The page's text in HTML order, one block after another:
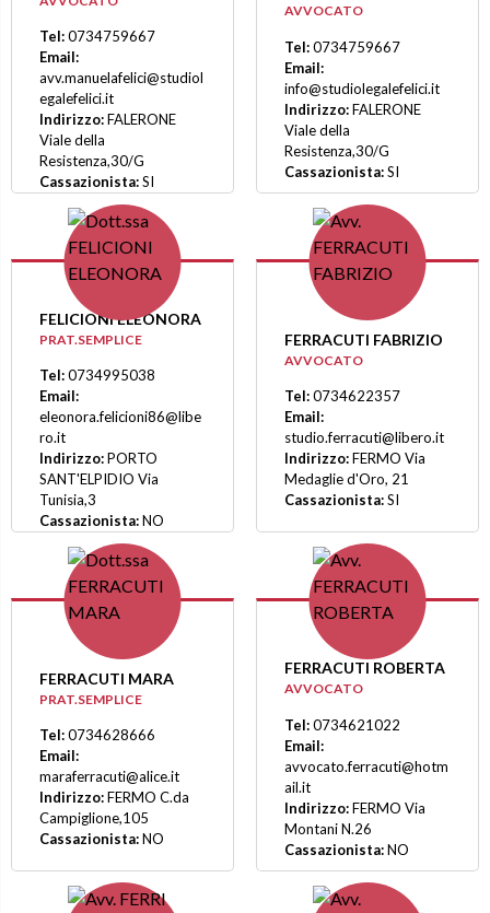
Tel:0734759667
Email:
avv.manuelafelici@studiol
egalefelici.it
Indirizzo:FALERONE
Viale della
Resistenza,30/G
Cassazionista:SI
AVVOCATO
Tel:0734759667
Email:
info@studiolegalefelici.it
Indirizzo:FALERONE
Viale della
Resistenza,30/G
Cassazionista:SI
FELICIONI ELEONORA
PRAT.SEMPLICE
Tel:0734995038
Email:
eleonora.felicioni86@libe
ro.it
Indirizzo:PORTO
SANT'ELPIDIO Via
Tunisia,3
Cassazionista:NO
FERRACUTI FABRIZIO
AVVOCATO
Tel:0734622357
Email:
studio.ferracuti@libero.it
Indirizzo:FERMO Via
Medaglie d'Oro, 21
Cassazionista:SI
FERRACUTI MARA
PRAT.SEMPLICE
Tel:0734628666
Email:
maraferracuti@alice.it
Indirizzo:FERMO C.da
Campiglione,105
Cassazionista:NO
FERRACUTI ROBERTA
AVVOCATO
Tel:0734621022
Email:
avvocato.ferracuti@hotm
ail.it
Indirizzo:FERMO Via
Montani N.26
Cassazionista:NO